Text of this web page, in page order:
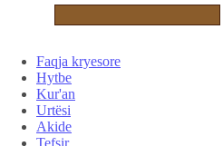
Faqja kryesore
Hytbe
Kur'an
Urtësi
Akide
Tefsir